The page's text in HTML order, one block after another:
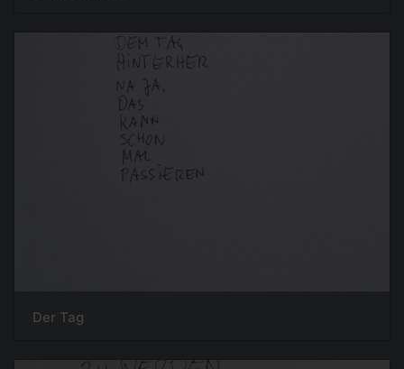
Der Tag